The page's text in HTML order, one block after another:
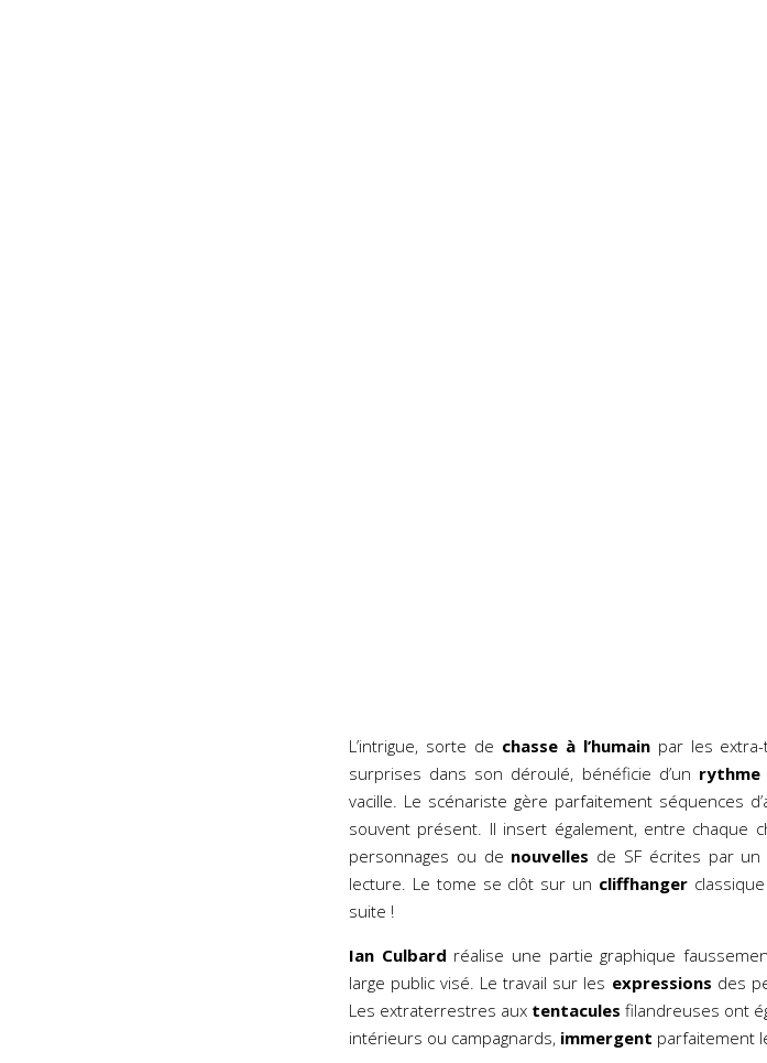
L’intrigue, sorte de chasse à l’humain par les
surprises dans son déroulé, bénéficie d’un rythme
vacille. Le scénariste gère parfaitement séquences
souvent présent. Il insert également, entre chaque
personnages ou de nouvelles de SF écrites par un
lecture. Le tome se clôt sur un cliffhangerclassique
suite !
Ian Culbard réalise une partie graphique
large public visé. Le travail sur les expressions des
Les extraterrestres aux tentacules filandreuses ont
intérieurs ou campagnards, immergent parfaitement